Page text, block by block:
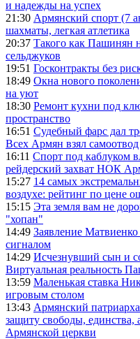
и надежды на успех
21:30 Армянский спорт (7
шахматы, легкая атлетика
20:37 Такого как Пашинян
сельджуков
19:51 Госконтракты без
18:49 Окна нового
на уют
18:30 Ремонт кухни под
пространство
16:51 Судебный фарс дал
Всех Армян взял самоотвод
16:11 Спорт под каблуком
рейдерский захват НОК
15:27 14 самых
воздухе: рейтинг по цене
15:15 Эта земля вам не
"хопан"
14:49 Заявление Матвиенко
сигналом
14:29 Исчезнувший сын и
Виртуальная реальность
13:59 Маленькая ставка
игровым столом
13:43 Армянский
защиту свободы, единства,
Армянской церкви